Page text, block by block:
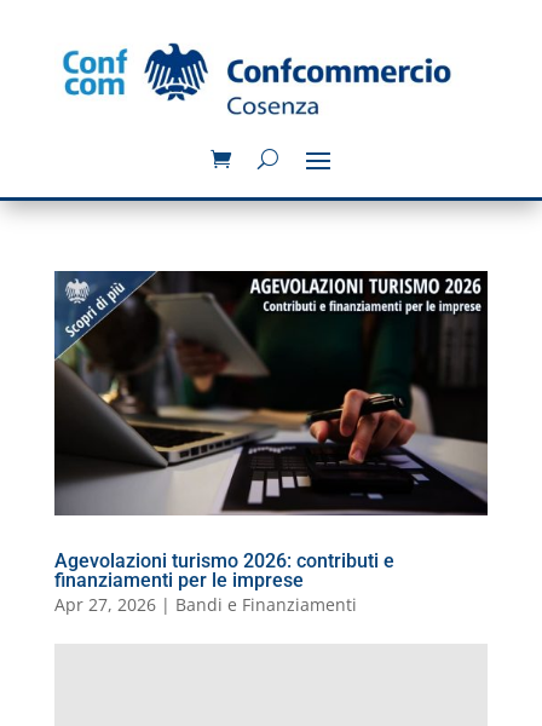
Agevolazioni turismo 2026: contributi e
finanziamenti per le imprese
Apr 27, 2026| Bandi e Finanziamenti